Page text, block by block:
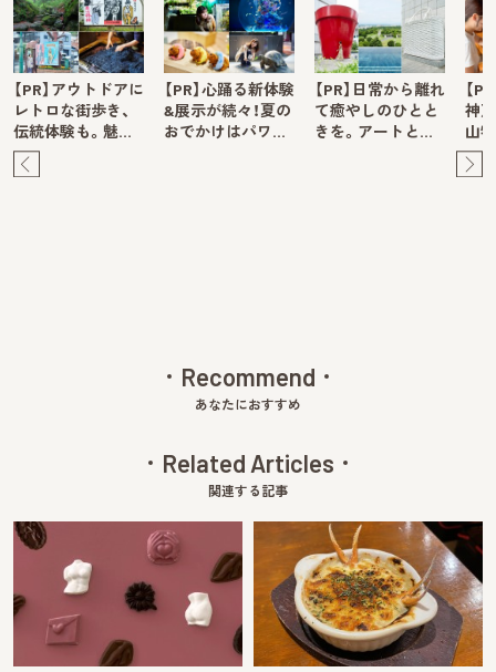
【PR】アウトドアに
レトロな街歩き、
伝統体験も。魅…
【PR】心踊る新体験
&展示が続々！夏の
おでかけはパワ…
【PR】日常から離れ
て癒やしのひとと
きを。アートと…
【
神
山
Recommend
あなたにおすすめ
Related Articles
関連する記事